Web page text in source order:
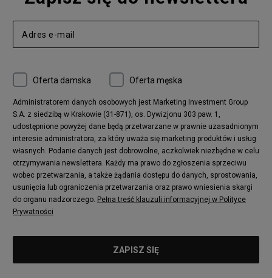
Oferta damska Oferta męska
Administratorem danych osobowych jest Marketing Investment Group
S.A. z siedzibą w Krakowie (31-871), os. Dywizjonu 303 paw. 1,
udostępnione powyżej dane będą przetwarzane w prawnie uzasadnionym
interesie administratora, za który uważa się marketing produktów i usług
własnych. Podanie danych jest dobrowolne, aczkolwiek niezbędne w celu
otrzymywania newslettera. Każdy ma prawo do zgłoszenia sprzeciwu
wobec przetwarzania, a także żądania dostępu do danych, sprostowania,
usunięcia lub ograniczenia przetwarzania oraz prawo wniesienia skargi
do organu nadzorczego. Pełna treść klauzuli informacyjnej w Polityce
Prywatności